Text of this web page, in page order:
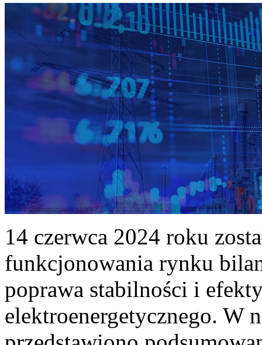
14 czerwca 2024 roku
funkcjonowania rynku
poprawa stabilności i
elektroenergetycznego. W